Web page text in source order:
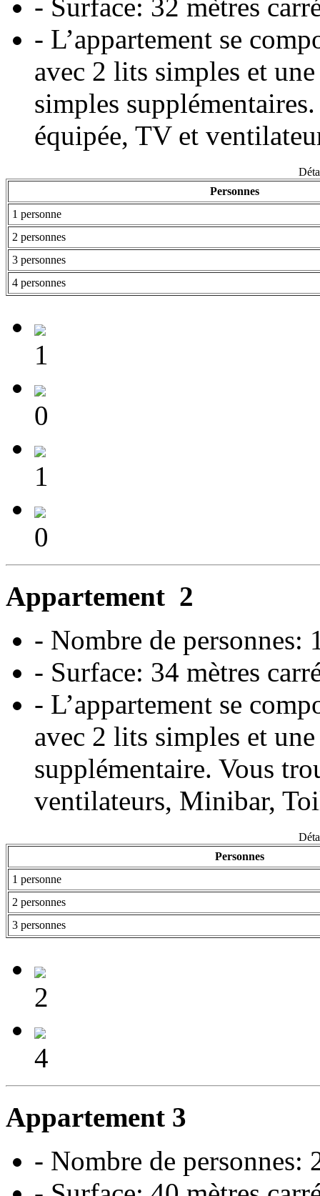
- Surface: 32 mètres
- L’appartement se
avec 2 lits simples et
simples
équipée, TV et
Personnes
1 personne
2 personnes
3 personnes
4 personnes
1
0
1
0
Appartement 2
- Nombre de personnes:
- Surface: 34 mètres
- L’appartement se
avec 2 lits simples et
supplémentaire. Vous
ventilateurs, Minibar,
Personnes
1 personne
2 personnes
3 personnes
2
4
Appartement 3
- Nombre de personnes: